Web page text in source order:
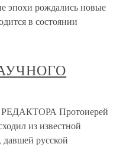
эпохи рождались новые
в состоянии
Протоиерей
из известной
русской